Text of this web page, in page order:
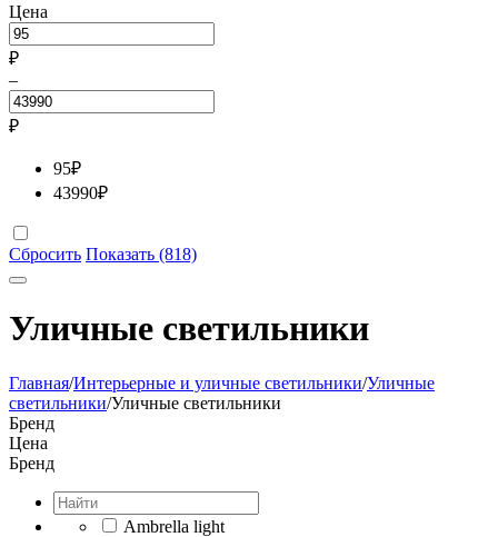
Цена
₽
–
₽
95₽
43990₽
Сбросить Показать (818)
Уличные светильники
Главная/Интерьерные и уличные светильники/Уличные
светильники/Уличные светильники
Бренд
Цена
Бренд
Ambrella light